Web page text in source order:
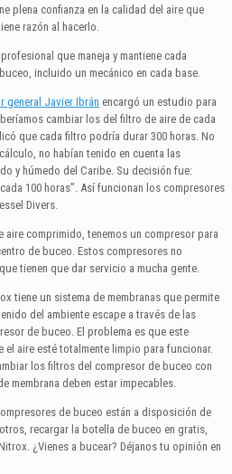
plena confianza en la calidad del aire que
razón al hacerlo.
que maneja y mantiene cada
incluido un mecánico en cada base.
general Javier Ibrán encargó un estudio para
cambiar los del filtro de aire de cada
que cada filtro podría durar 300 horas. No
no habían tenido en cuenta las
y húmedo del Caribe. Su decisión fue:
100 horas”. Así funcionan los compresores
Divers.
aire comprimido, tenemos un compresor para
de buceo. Estos compresores no
tienen que dar servicio a mucha gente.
tiene un sistema de membranas que permite
del ambiente escape a través de las
de buceo. El problema es que este
el aire esté totalmente limpio para funcionar.
los filtros del compresor de buceo con
membrana deben estar impecables.
de buceo están a disposición de
recargar la botella de buceo en gratis,
¿Vienes a bucear? Déjanos tu opinión en